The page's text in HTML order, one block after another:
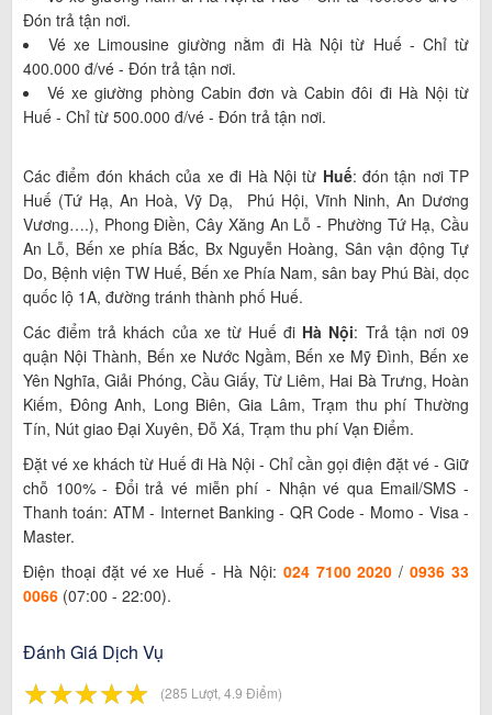
Đón trả tận nơi.
Vé xe Limousine giường nằm đi Hà Nội từ Huế - Chỉ từ
400.000 đ/vé - Đón trả tận nơi.
Vé xe giường phòng Cabin đơn và Cabin đôi đi Hà Nội từ
Huế - Chỉ từ 500.000 đ/vé - Đón trả tận nơi.
Các điểm đón khách của xe đi Hà Nội từ Huế: đón tận nơi TP
Huế (Tứ Hạ, An Hoà, Vỹ Dạ, Phú Hội, Vĩnh Ninh, An Dương
Vương….), Phong Điền, Cây Xăng An Lỗ - Phường Tứ Hạ, Cầu
An Lỗ, Bến xe phía Bắc, Bx Nguyễn Hoàng, Sân vận động Tự
Do, Bệnh viện TW Huế, Bến xe Phía Nam, sân bay Phú Bài, dọc
quốc lộ 1A, đường tránh thành phố Huế.
Các điểm trả khách của xe từ Huế đi Hà Nội: Trả tận nơi 09
quận Nội Thành, Bến xe Nước Ngầm, Bến xe Mỹ Đình, Bến xe
Yên Nghĩa, Giải Phóng, Cầu Giấy, Từ Liêm, Hai Bà Trưng, Hoàn
Kiếm, Đông Anh, Long Biên, Gia Lâm, Trạm thu phí Thường
Tín, Nút giao Đại Xuyên, Đỗ Xá, Trạm thu phí Vạn Điểm.
Đặt vé xe khách từ Huế đi Hà Nội - Chỉ cần gọi điện đặt vé - Giữ
chỗ 100% - Đổi trả vé miễn phí - Nhận vé qua Email/SMS -
Thanh toán: ATM - Internet Banking - QR Code - Momo - Visa -
Master.
Điện thoại đặt vé xe Huế - Hà Nội: 024 7100 2020 /0936 33
0066 (07:00 - 22:00).
Đánh Giá Dịch Vụ
☆☆☆☆☆
★★★★★ (285 Lượt, 4.9 Điểm)